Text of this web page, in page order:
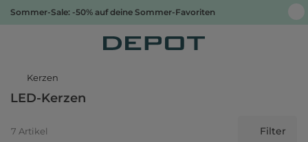
Sommer-Sale: -50% auf deine Sommer-Favoriten
Kerzen
LED-Kerzen
7 Artikel Filter